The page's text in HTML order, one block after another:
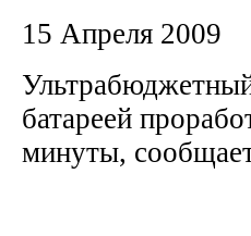
15 Апреля 2009
батареей
минуты,